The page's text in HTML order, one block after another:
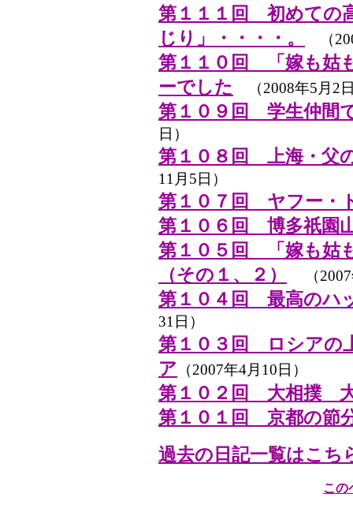
第１１１回 初めての
じり」・・・・。
（
第１１０回 「嫁も姑
ーでした
（2008年5月2
第１０９回 学生仲間
日）
第１０８回 上海・父
11月5日）
第１０７回 ヤフー・
第１０６回 博多祇園
第１０５回 「嫁も姑
（その１、２）
（
第１０４回 最高のハ
31日）
第１０３回 ロシアの
ア （2007年4月10日）
第１０２回 大相撲
第１０１回 京都の節
過去の日記一覧はこち
この